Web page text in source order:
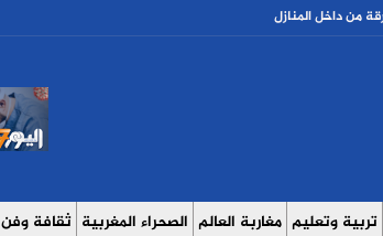
من داخل المنازل
تربية وتعليم مغاربة العالم الصحراء المغربية ثقافة وفن